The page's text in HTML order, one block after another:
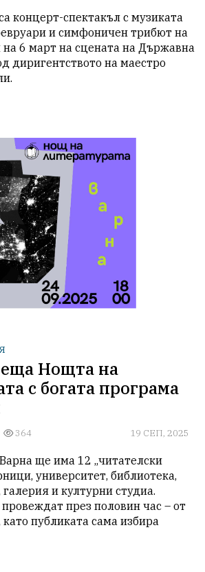
концерт-спектакъл с музиката
и симфоничен трибют на
6 март на сцената на Държавна
диригентството на маестро
Нощта на
с богата програма
364 19 СЕП, 2025
ще има 12 „читателски
университет, библиотека,
и културни студиа.
през половин час – от
публиката сама избира